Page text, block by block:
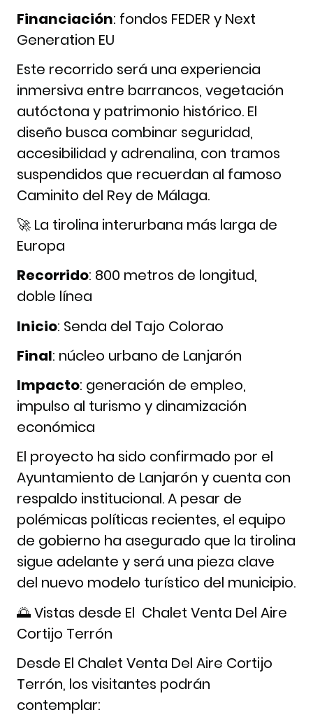
Financiación: fondos FEDER y Next
Generation EU
Este recorrido será una experiencia
inmersiva entre barrancos, vegetación
autóctona y patrimonio histórico. El
diseño busca combinar seguridad,
accesibilidad y adrenalina, con tramos
suspendidos que recuerdan al famoso
Caminito del Rey de Málaga.
🚀 La tirolina interurbana más larga de
Europa
Recorrido: 800 metros de longitud,
doble línea
Inicio: Senda del Tajo Colorao
Final: núcleo urbano de Lanjarón
Impacto: generación de empleo,
impulso al turismo y dinamización
económica
El proyecto ha sido confirmado por el
Ayuntamiento de Lanjarón y cuenta con
respaldo institucional. A pesar de
polémicas políticas recientes, el equipo
de gobierno ha asegurado que la tirolina
sigue adelante y será una pieza clave
del nuevo modelo turístico del municipio.
🌅 Vistas desde El Chalet Venta Del Aire
Cortijo Terrón
Desde El Chalet Venta Del Aire Cortijo
Terrón, los visitantes podrán
contemplar: